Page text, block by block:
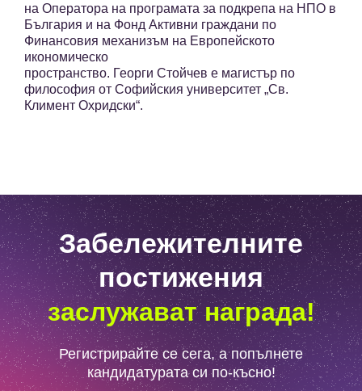
на Оператора на програмата за подкрепа на НПО в
България и на Фонд Активни граждани по
Финансовия механизъм на Европейското
икономическо
пространство. Георги Стойчев е магистър по
философия от Софийския университет „Св.
Климент Охридски“.
Забележителните
постижения
заслужават награда!
Регистрирайте се сега, а попълнете
кандидатурата си по-късно!